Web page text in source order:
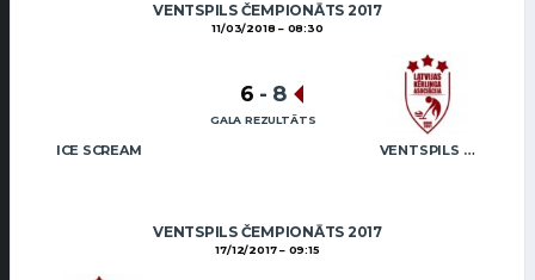
VENTSPILS ČEMPIONĀTS 2017
11/03/2018 08:30
ICE SCREAM VENTSPILS NOVADS
6 - 8
GALA REZULTĀTS
VENTSPILS ČEMPIONĀTS 2017
17/12/2017 09:15